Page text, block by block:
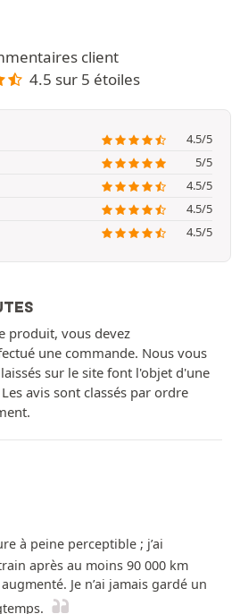
client
4.5 sur 5 étoiles
4.5/5
5/5
4.5/5
4.5/5
4.5/5
produit, vous devez
une commande. Nous vous
sur le site font l'objet d'une
Les avis sont classés par ordre
à peine perceptible ; j’ai
après au moins 90 000 km
Je n’ai jamais gardé un